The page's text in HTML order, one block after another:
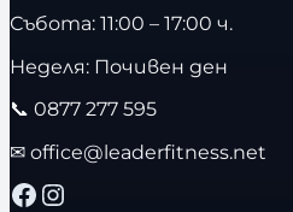
Събота: 11:00 – 17:00 ч.
Неделя: Почивен ден
📞 0877 277 595
✉ office@leaderfitness.net
Facebook Instagram